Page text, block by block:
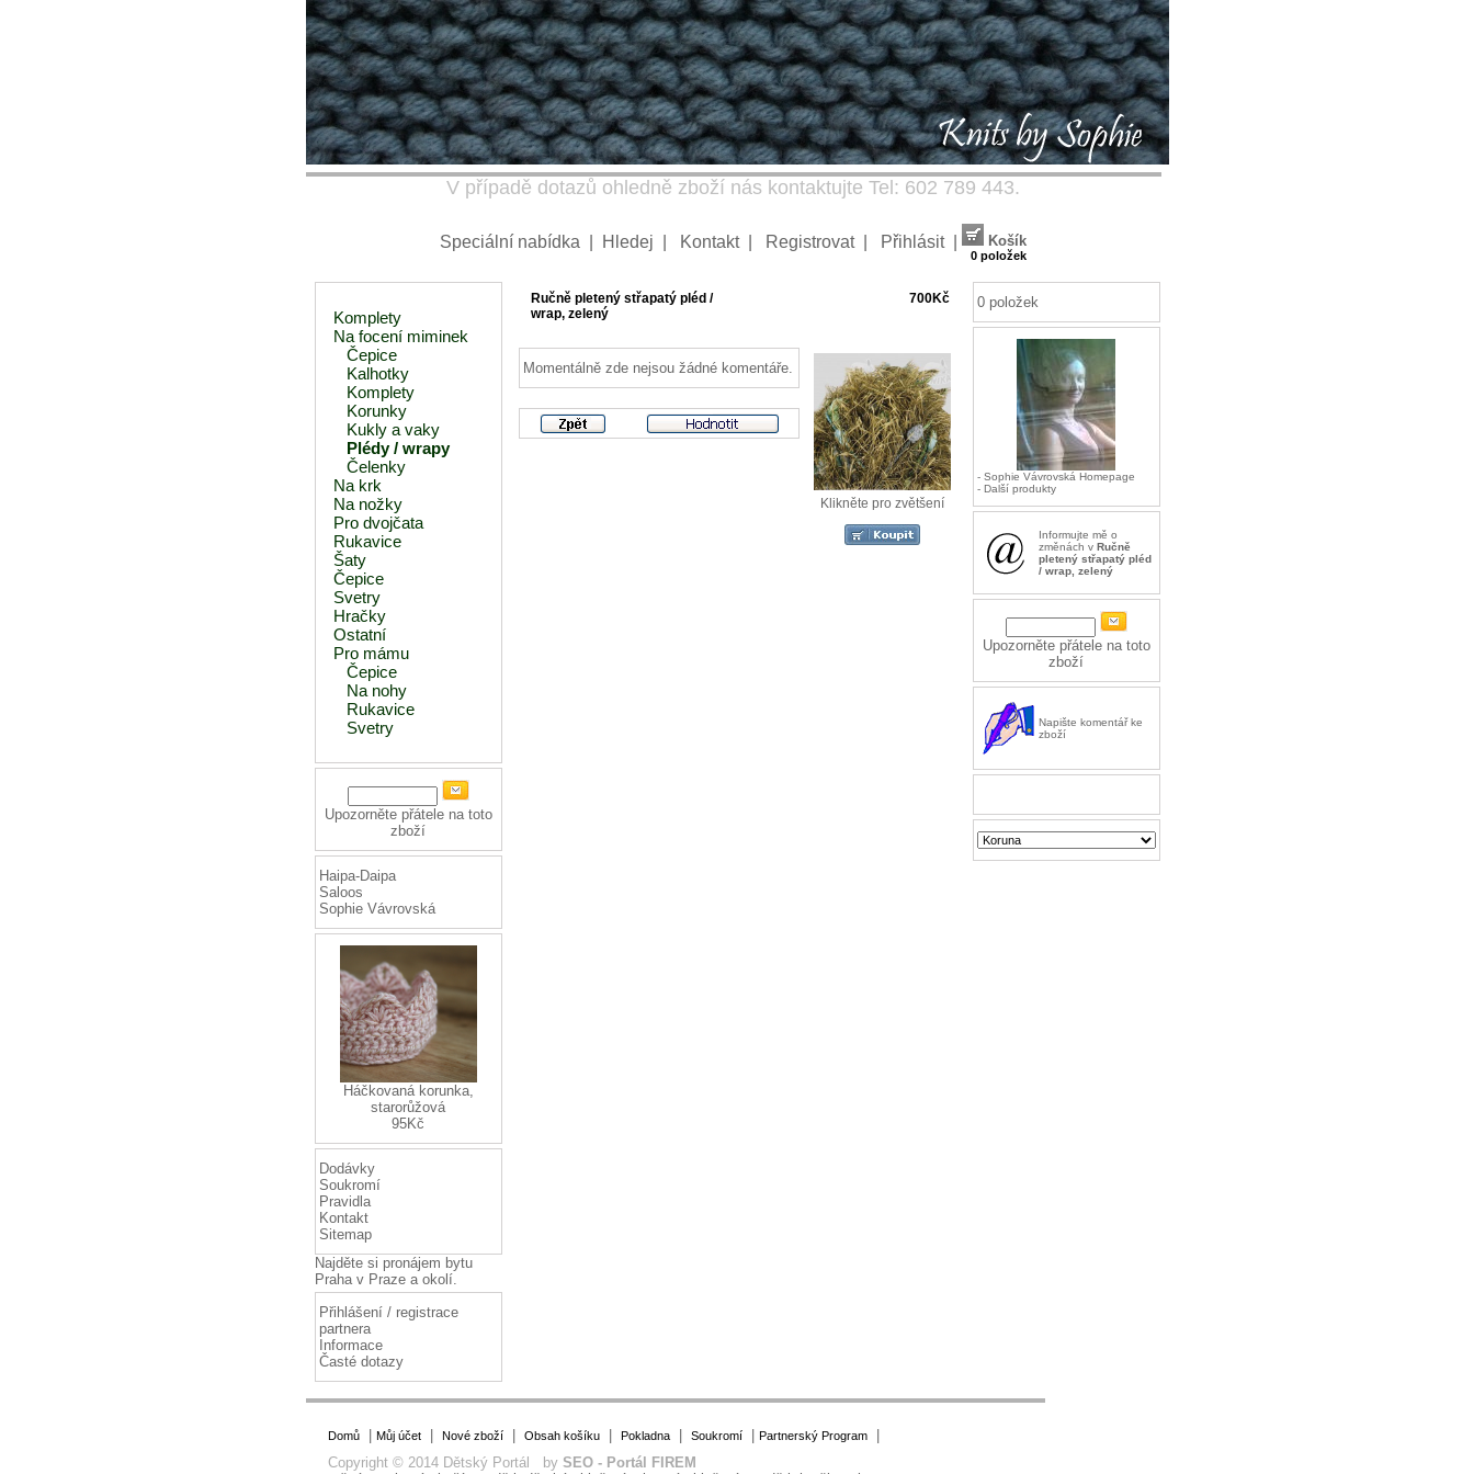
V případě dotazů ohledně zboží nás kontaktujte Tel: 602 789 443.
Speciální nabídka Hledej Kontakt| Registrovat| Přihlásit| Košík
0 položek
Komplety
Na focení miminek
Čepice
Kalhotky
Komplety
Korunky
Kukly a vaky
Plédy / wrapy
Čelenky
Na krk
Na nožky
Pro dvojčata
Rukavice
Šaty
Čepice
Svetry
Hračky
Ostatní
Pro mámu
Čepice
Na nohy
Rukavice
Svetry
Upozorněte přátele na toto
zboží
Haipa-Daipa
Saloos
Sophie Vávrovská
Háčkovaná korunka,
starorůžová
95Kč
Dodávky
Soukromí
Pravidla
Kontakt
Sitemap
Najděte si pronájem bytu
Prahav Praze a okolí.
Přihlášení / registrace
partnera
Informace
Časté dotazy
Ručně pletený střapatý pléd /
wrap, zelený
700Kč
Momentálně zde nejsou žádné komentáře.
Klikněte pro zvětšení
0 položek
- Sophie Vávrovská Homepage
- Další produkty
Informujte mě o
změnách v Ručně
pletený střapatý pléd
/ wrap, zelený
Upozorněte přátele na toto
zboží
Napište komentář ke
zboží
Domů| Můj účet| Nové zboží| Obsah košíku| Pokladna| Soukromí| Partnerský Program|
Copyright © 2014 Dětský Portál by SEO - Portál FIREM